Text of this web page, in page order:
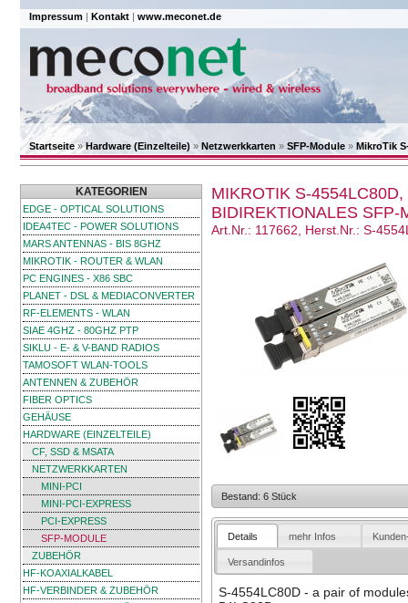
Impressum | Kontakt | www.meconet.de
Startseite»Hardware (Einzelteile) » Netzwerkkarten » SFP-Module » MikroTik
KATEGORIEN
EDGE - OPTICAL SOLUTIONS
IDEA4TEC - POWER SOLUTIONS
MARS ANTENNAS - BIS 8GHZ
MIKROTIK - ROUTER & WLAN
PC ENGINES - X86 SBC
PLANET - DSL & MEDIACONVERTER
RF-ELEMENTS - WLAN
SIAE 4GHZ - 80GHZ PTP
SIKLU - E- & V-BAND RADIOS
TAMOSOFT WLAN-TOOLS
ANTENNEN & ZUBEHÖR
FIBER OPTICS
GEHÄUSE
HARDWARE (EINZELTEILE)
CF, SSD & MSATA
NETZWERKKARTEN
MINI-PCI
MINI-PCI-EXPRESS
PCI-EXPRESS
SFP-MODULE
ZUBEHÖR
HF-KOAXIALKABEL
HF-VERBINDER & ZUBEHÖR
MIKROTIK S-
BIDIREKTIONALES SFP-
Art.Nr.: 117662, Herst.Nr.: S-
Bestand: 6 Stück
Details mehr Infos
Versandinfos
S-4554LC80D - a pair of